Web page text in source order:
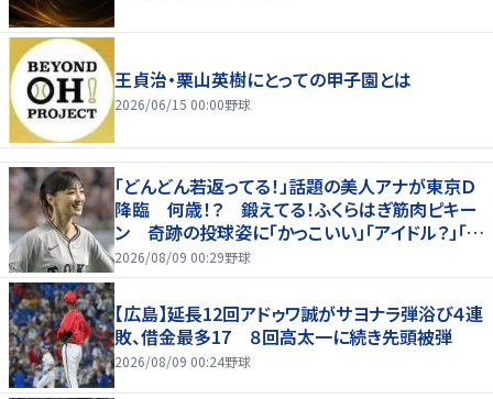
王貞治・栗山英樹にとっての甲子園とは
2026/06/15 00:00野球
「どんどん若返ってる！」話題の美人アナが東京Ｄ
降臨 何歳！？ 鍛えてる！ふくらはぎ筋肉ピキー
ン 奇跡の投球姿に「かっこいい」「アイドル？」「女
神」
2026/08/09 00:29野球
【広島】延長12回アドゥワ誠がサヨナラ弾浴び４連
敗、借金最多17 ８回高太一に続き先頭被弾
2026/08/09 00:24野球